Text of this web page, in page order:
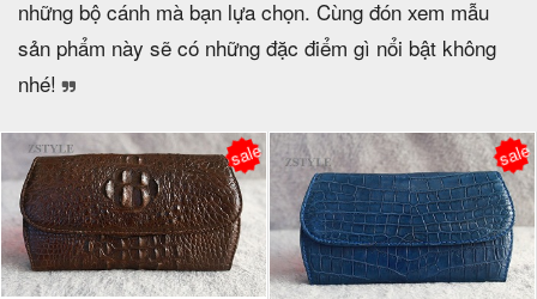
những bộ cánh mà bạn lựa chọn. Cùng đón xem mẫu
sản phẩm này sẽ có những đặc điểm gì nổi bật không
nhé!
sale sale